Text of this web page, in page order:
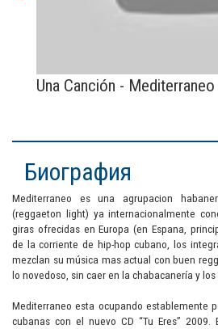
Una Canción - Mediterraneo
Биография
Mediterraneo es una agrupacion
(reggaeton light) ya internacionalmente
giras ofrecidas en Europa (en Espana,
de la corriente de hip-hop cubano, los
mezclan su música mas actual con buen
lo novedoso, sin caer en la chabacanería y
Mediterraneo esta ocupando establemente
cubanas con el nuevo CD “Tu Eres”